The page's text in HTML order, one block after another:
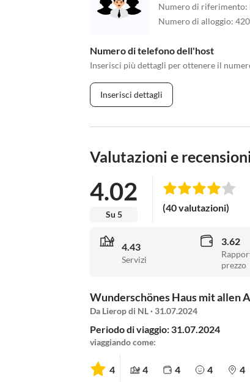
Numero di riferimento:
Numero di alloggio:
Numero di telefono dell'host
Inserisci più dettagli per ottenere il
Inserisci dettagli
Valutazioni e
4.02
Su 5
(40 valutazioni)
4.43
Servizi
3.62
prezzo
Wunderschönes Haus mit allen
Da Lierop di NL · 31.07.2024
Periodo di viaggio: 31.07.2024
viaggiando come:
4 4 4 4 4